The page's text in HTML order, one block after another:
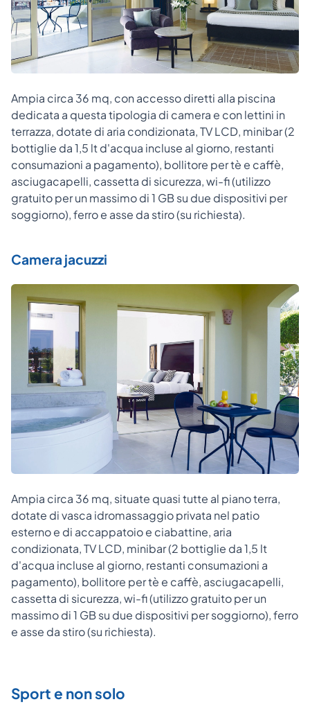
Ampia circa 36 mq, con accesso diretti alla piscina
dedicata a questa tipologia di camera e con lettini in
terrazza, dotate di aria condizionata, TV LCD, minibar (2
bottiglie da 1,5 lt d'acqua incluse al giorno, restanti
consumazioni a pagamento), bollitore per tè e caffè,
asciugacapelli, cassetta di sicurezza, wi-fi (utilizzo
gratuito per un massimo di 1 GB su due dispositivi per
soggiorno), ferro e asse da stiro (su richiesta).
Camera jacuzzi
Ampia circa 36 mq, situate quasi tutte al piano terra,
dotate di vasca idromassaggio privata nel patio
esterno e di accappatoio e ciabattine, aria
condizionata, TV LCD, minibar (2 bottiglie da 1,5 lt
d'acqua incluse al giorno, restanti consumazioni a
pagamento), bollitore per tè e caffè, asciugacapelli,
cassetta di sicurezza, wi-fi (utilizzo gratuito per un
massimo di 1 GB su due dispositivi per soggiorno), ferro
e asse da stiro (su richiesta).
Sport e non solo